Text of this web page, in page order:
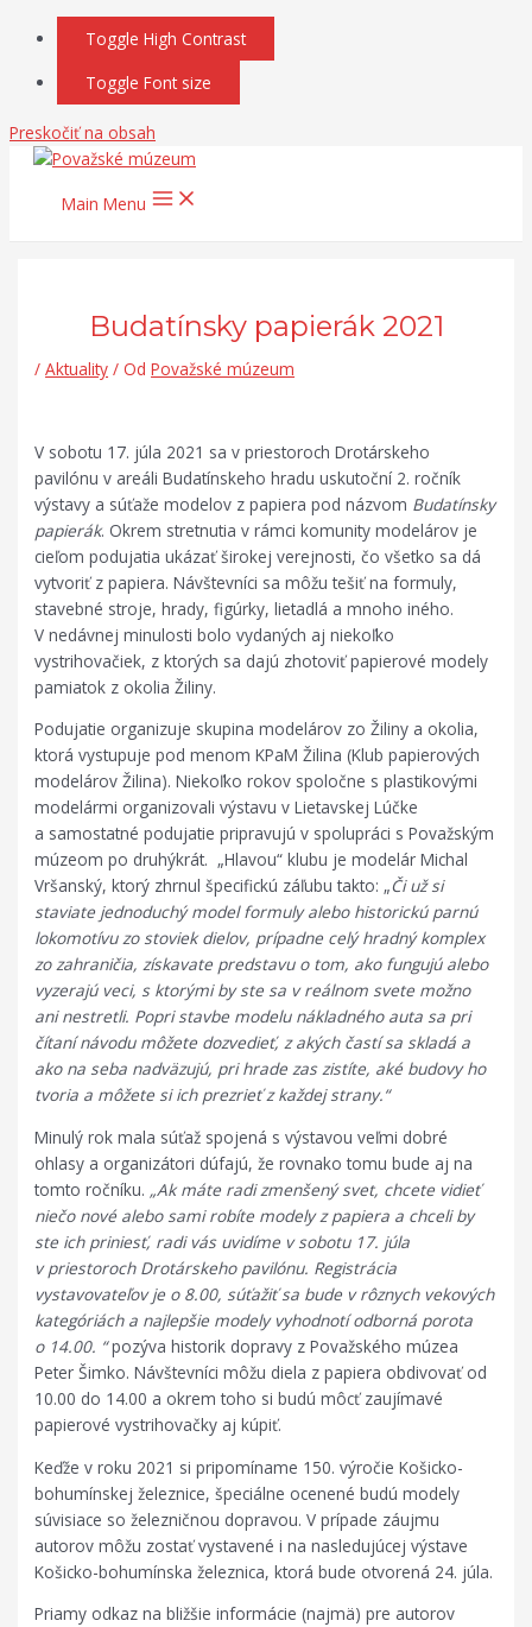
Toggle High Contrast
Toggle Font size
Preskočiť na obsah
Main Menu
Budatínsky papierák 2021
/Aktuality / Od Považské múzeum
V sobotu 17. júla 2021 sa v priestoroch Drotárskeho
pavilónu v areáli Budatínskeho hradu uskutoční 2. ročník
výstavy a súťaže modelov z papiera pod názvom Budatínsky
papierák. Okrem stretnutia v rámci komunity modelárov je
cieľom podujatia ukázať širokej verejnosti, čo všetko sa dá
vytvoriť z papiera. Návštevníci sa môžu tešiť na formuly,
stavebné stroje, hrady, figúrky, lietadlá a mnoho iného.
V nedávnej minulosti bolo vydaných aj niekoľko
vystrihovačiek, z ktorých sa dajú zhotoviť papierové modely
pamiatok z okolia Žiliny.
Podujatie organizuje skupina modelárov zo Žiliny a okolia,
ktorá vystupuje pod menom KPaM Žilina (Klub papierových
modelárov Žilina). Niekoľko rokov spoločne s plastikovými
modelármi organizovali výstavu v Lietavskej Lúčke
a samostatné podujatie pripravujú v spolupráci s Považským
múzeom po druhýkrát. „Hlavou“ klubu je modelár Michal
Vršanský, ktorý zhrnul špecifickú záľubu takto: „Či už si
staviate jednoduchý model formuly alebo historickú parnú
lokomotívu zo stoviek dielov, prípadne celý hradný komplex
zo zahraničia, získavate predstavu o tom, ako fungujú alebo
vyzerajú veci, s ktorými by ste sa v reálnom svete možno
ani nestretli. Popri stavbe modelu nákladného auta sa pri
čítaní návodu môžete dozvedieť, z akých častí sa skladá a
ako na seba nadväzujú, pri hrade zas zistíte, aké budovy ho
tvoria a môžete si ich prezrieť z každej strany.“
Minulý rok mala súťaž spojená s výstavou veľmi dobré
ohlasy a organizátori dúfajú, že rovnako tomu bude aj na
tomto ročníku. „Ak máte radi zmenšený svet, chcete vidieť
niečo nové alebo sami robíte modely z papiera a chceli by
ste ich priniesť, radi vás uvidíme v sobotu 17. júla
v priestoroch Drotárskeho pavilónu. Registrácia
vystavovateľov je o 8.00, súťažiť sa bude v rôznych vekových
kategóriách a najlepšie modely vyhodnotí odborná porota
o 14.00. “pozýva historik dopravy z Považského múzea
Peter Šimko. Návštevníci môžu diela z papiera obdivovať od
10.00 do 14.00 a okrem toho si budú môcť zaujímavé
papierové vystrihovačky aj kúpiť.
Keďže v roku 2021 si pripomíname 150. výročie Košicko-
bohumínskej železnice, špeciálne ocenené budú modely
súvisiace so železničnou dopravou. V prípade záujmu
autorov môžu zostať vystavené i na nasledujúcej výstave
Košicko-bohumínska železnica, ktorá bude otvorená 24. júla.
Priamy odkaz na bližšie informácie (najmä) pre autorov